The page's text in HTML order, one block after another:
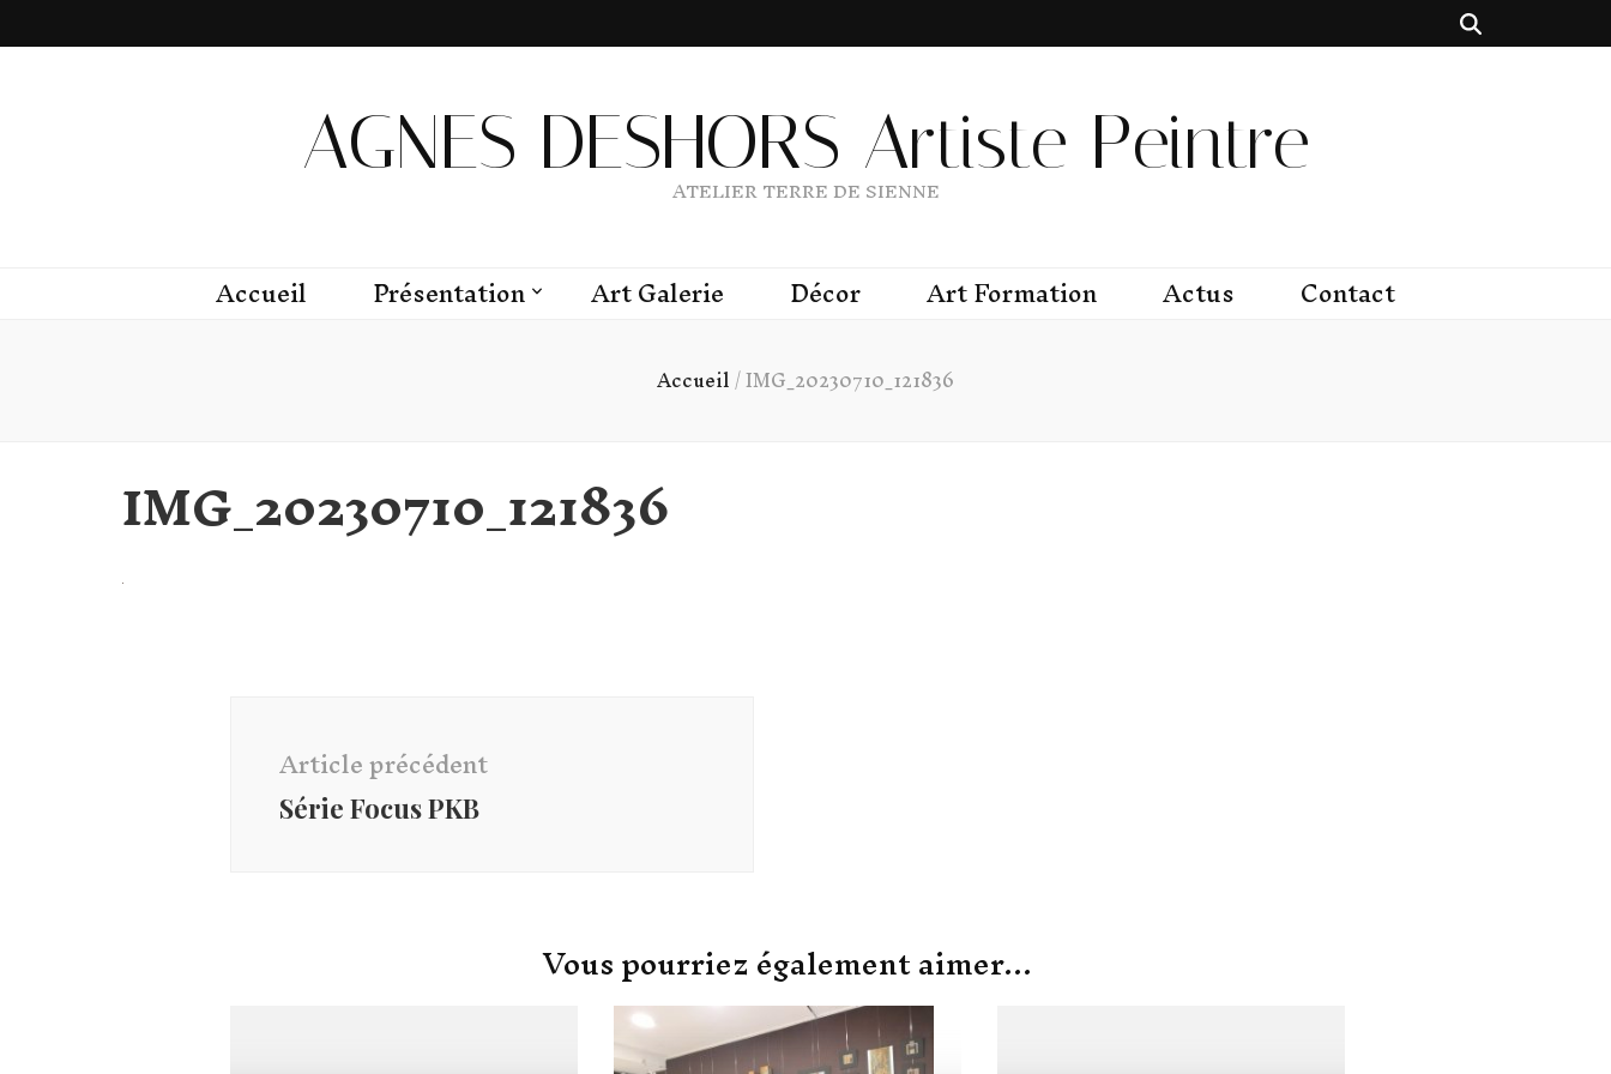
AGNES DESHORS Artiste Peintre
ATELIER TERRE DE SIENNE
Accueil Présentation Art Galerie Décor Art Formation Actus Contact
Accueil/IMG_20230710_121836
IMG_20230710_121836
d'article
Article précédent
Série Focus PKB
Vous pourriez également aimer...